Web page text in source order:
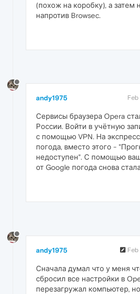
(похож на коробку), а затем
напротив Browsec.
andy1975 Feb
Сервисы браузера Opera
России. Войти в учётную
с помощью VPN. На
погода, вместо этого -
недоступен". С помощью
от Google погода снова
andy1975 Feb
Сначала думал что у меня
сбросил все настройки в
перезагружал компьютер,